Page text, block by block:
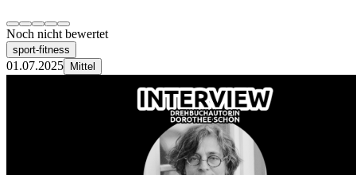
Noch nicht bewertet
sport-fitness
01.07.2025 Mittel